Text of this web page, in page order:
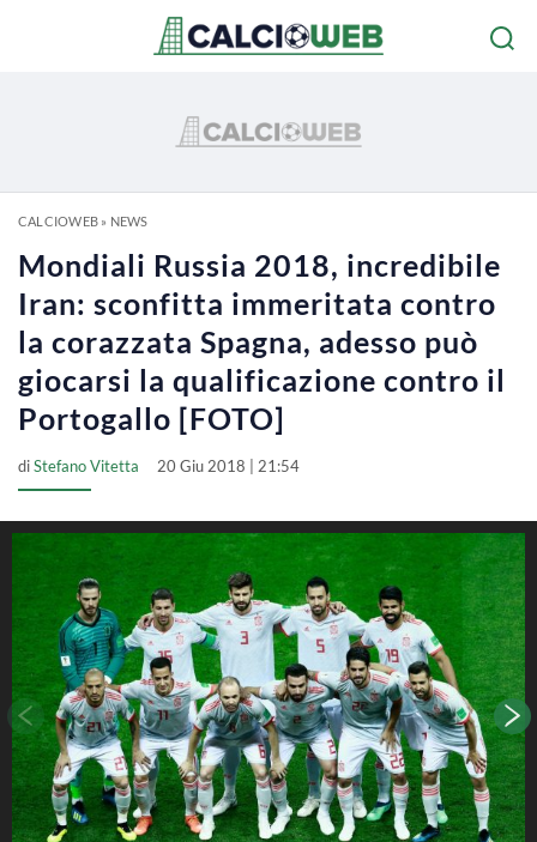
CALCIOWEB» NEWS
Mondiali Russia 2018, incredibile
Iran: sconfitta immeritata contro
la corazzata Spagna, adesso può
giocarsi la qualificazione contro il
Portogallo [FOTO]
diStefano Vitetta 20 Giu 2018 | 21:54